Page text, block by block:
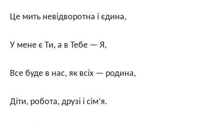
Це мить невідворотна і єдина,
У мене є Ти, а в Тебе — Я,
Все буде в нас, як всіх — родина,
Діти, робота, друзі і сім’я.